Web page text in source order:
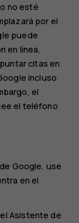
no esté
por el
puede
en línea,
citas en
incluso
el
el teléfono
Google, use
en el
Asistente de